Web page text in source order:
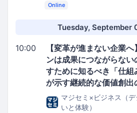
Online
Tuesday, September
10:00
【変革が進まない企業
ンは成果につながらな
すために知るべき「仕
が示す継続的な価値創出
マジセミ×ビジネス（
いと体験）